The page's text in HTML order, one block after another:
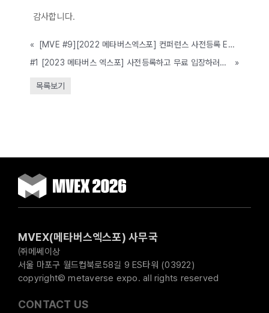
감사합니다.
«
[MVE #9][2022 메타버스엑스포] 컨퍼런스 사전등록 EVENT & 타임테이블 OPEN! (6.15-16, 코엑스 C홀)
#1 [2023 메타버스 엑스포] 사전등록하고 무료 입장하러가기(5,000명 선착순)
»
목록보기
MVEX(메타버스엑스포) 사무국
㈜메쎄이상
서울 마포구 월드컵북로58길 9 ES타워 (03922)
copyright© metaverse expo. all rights reserved
CONTACT US